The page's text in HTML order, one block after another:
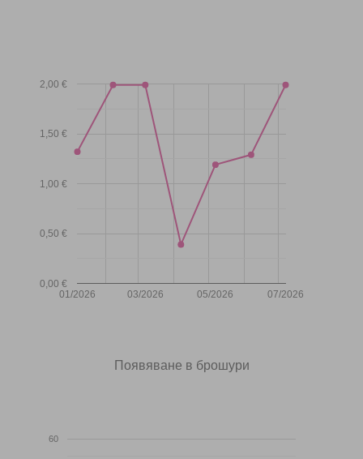
01/2026 03/2026 05/2026 07/2026
0,00 €
0,50 €
1,00 €
1,50 €
2,00 €
Появяване в брошури
60